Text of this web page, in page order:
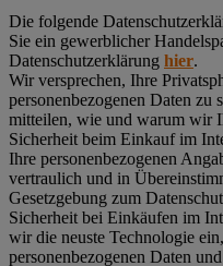
Die folgende
Sie ein gewerblicher
Datenschutzerklärung hier.
Wir versprechen, Ihre
personenbezogenen Daten
mitteilen, wie und warum wir
Sicherheit beim Einkauf im
Ihre personenbezogenen
vertraulich und in
Gesetzgebung zum
Sicherheit bei Einkäufen im
wir die neuste Technologie
personenbezogenen Daten